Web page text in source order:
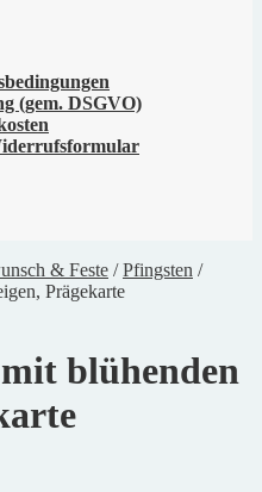
(gem. DSGVO)
& Feste /Pfingsten /
Prägekarte
blühenden